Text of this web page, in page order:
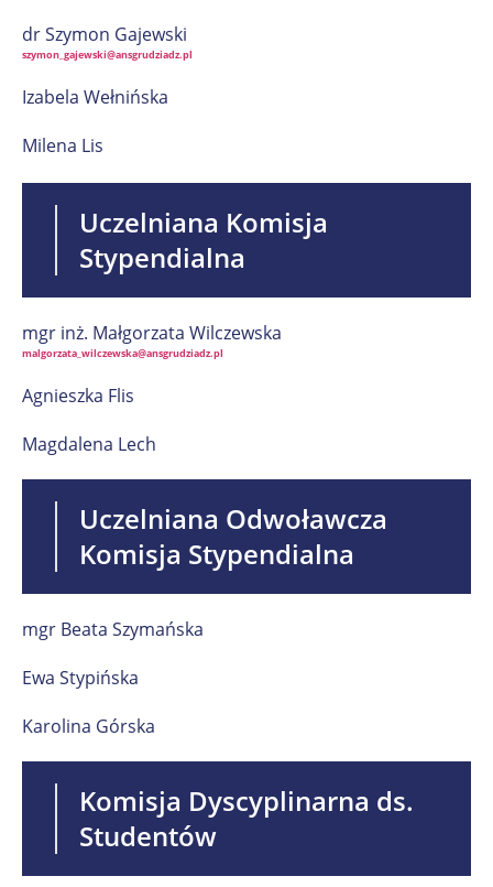
dr Szymon Gajewski
szymon_gajewski@ansgrudziadz.pl
Izabela Wełnińska
Milena Lis
Uczelniana Komisja
Stypendialna
mgr inż. Małgorzata Wilczewska
malgorzata_wilczewska@ansgrudziadz.pl
Agnieszka Flis
Magdalena Lech
Uczelniana Odwoławcza
Komisja Stypendialna
mgr Beata Szymańska
Ewa Stypińska
Karolina Górska
Komisja Dyscyplinarna ds.
Studentów